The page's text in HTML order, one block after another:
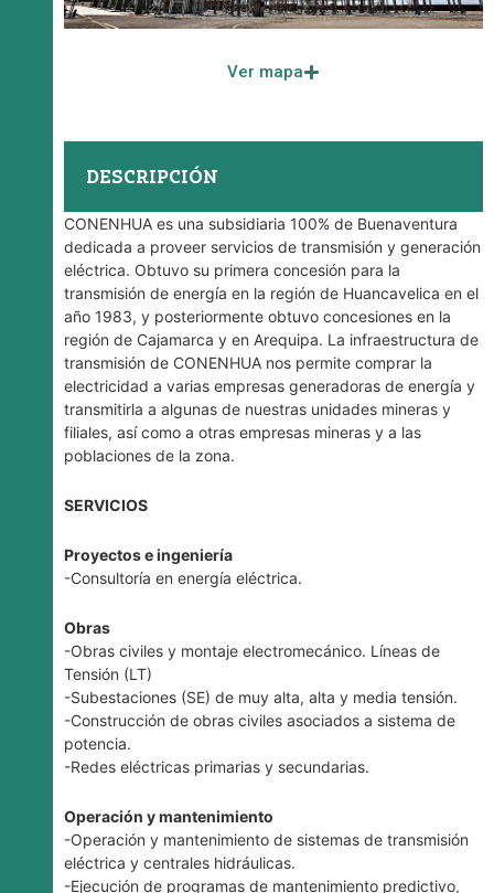
Ver mapa
DESCRIPCIÓN
CONENHUA es una subsidiaria 100% de Buenaventura
dedicada a proveer servicios de transmisión y generación
eléctrica. Obtuvo su primera concesión para la
transmisión de energía en la región de Huancavelica en el
año 1983, y posteriormente obtuvo concesiones en la
región de Cajamarca y en Arequipa. La infraestructura de
transmisión de CONENHUA nos permite comprar la
electricidad a varias empresas generadoras de energía y
transmitirla a algunas de nuestras unidades mineras y
filiales, así como a otras empresas mineras y a las
poblaciones de la zona.
SERVICIOS
Proyectos e ingeniería
-Consultoría en energía eléctrica.
Obras
-Obras civiles y montaje electromecánico. Líneas de
Tensión (LT)
-Subestaciones (SE) de muy alta, alta y media tensión.
-Construcción de obras civiles asociados a sistema de
potencia.
-Redes eléctricas primarias y secundarias.
Operación y mantenimiento
-Operación y mantenimiento de sistemas de transmisión
eléctrica y centrales hidráulicas.
-Ejecución de programas de mantenimiento predictivo,